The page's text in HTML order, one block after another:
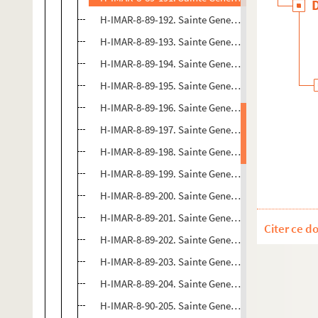
H-IMAR-8-89-192. Sainte Geneviève
H-IMAR-8-89-193. Sainte Geneviève
H-IMAR-8-89-194. Sainte Geneviève
H-IMAR-8-89-195. Sainte Geneviève
H-IMAR-8-89-196. Sainte Geneviève
H-IMAR-8-89-197. Sainte Geneviève
H-IMAR-8-89-198. Sainte Geneviève
H-IMAR-8-89-199. Sainte Geneviève
H-IMAR-8-89-200. Sainte Geneviève
H-IMAR-8-89-201. Sainte Geneviève
H-IMAR-8-89-202. Sainte Geneviève
H-IMAR-8-89-203. Sainte Geneviève
H-IMAR-8-89-204. Sainte Geneviève
H-IMAR-8-90-205. Sainte Geneviève
Citer ce